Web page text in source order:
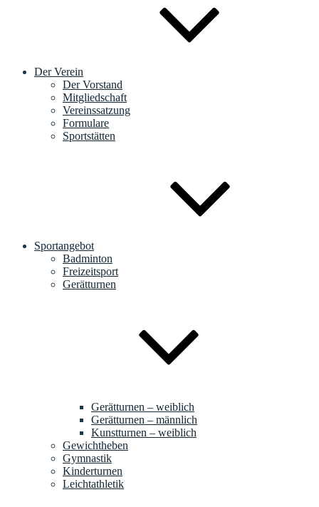
Der Verein
Der Vorstand
Mitgliedschaft
Vereinssatzung
Formulare
Sportstätten
Sportangebot
Badminton
Freizeitsport
Gerätturnen
Gerätturnen – weiblich
Gerätturnen – männlich
Kunstturnen – weiblich
Gewichtheben
Gymnastik
Kinderturnen
Leichtathletik